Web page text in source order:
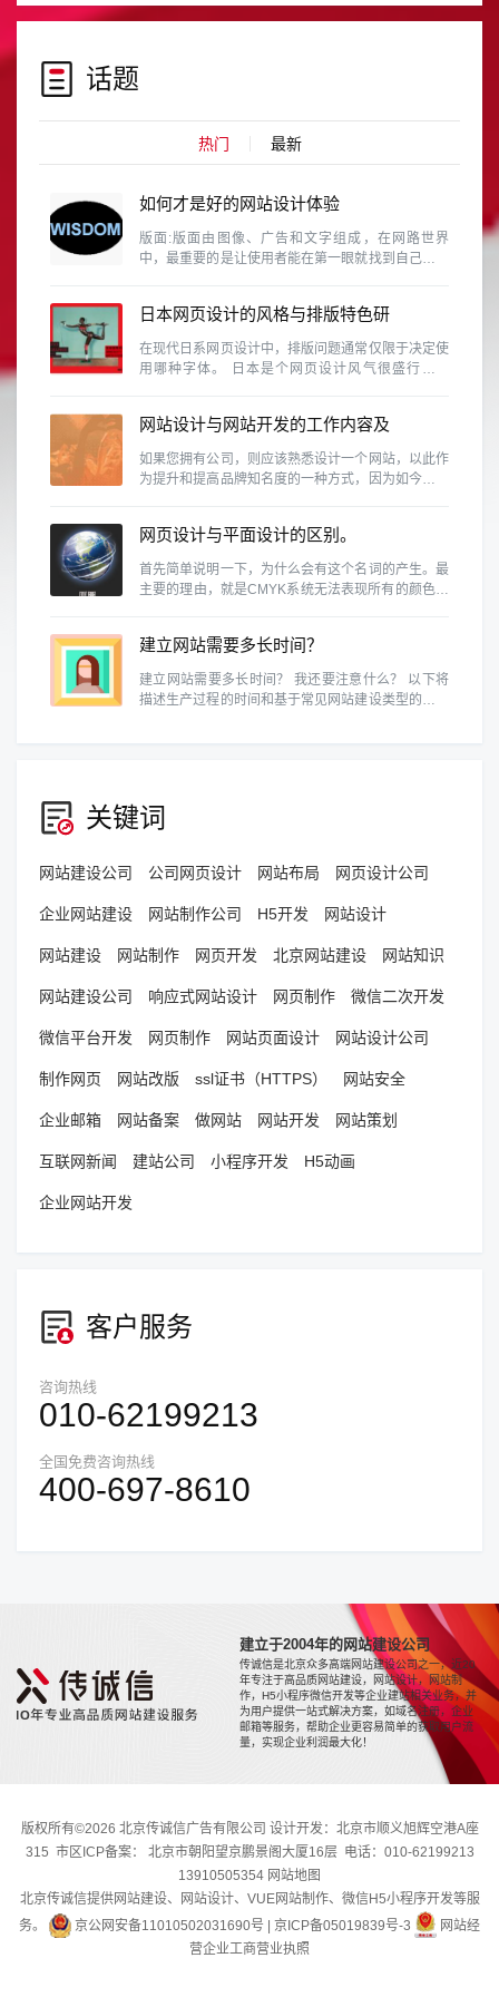
话题
热门 最新
如何才是好的网站设计体验
版面:版面由图像、广告和文字组成，在网路世界
中，最重要的是让使用者能在第一眼就找到自己需要
日本网页设计的风格与排版特色研
究
在现代日系网页设计中，排版问题通常仅限于决定使
用哪种字体。 日本是个网页设计风气很盛行的国
因此日本的网页设计的具有参考价值
网站设计与网站开发的工作内容及
区别有那些？
如果您拥有公司，则应该熟悉设计一个网站，以此作
为提升和提高品牌知名度的一种方式，因为如今，商
网页设计与平面设计的区别。
首先简单说明一下，为什么会有这个名词的产生。最
主要的理由，就是CMYK系统无法表现所有的颜色。
建立网站需要多长时间？
建立网站需要多长时间？ 我还要注意什么？ 以下将
描述生产过程的时间和基于常见网站建设类型的预防
关键词
网站建设公司 公司网页设计 网站布局 网页设计公司
企业网站建设 网站制作公司 H5开发 网站设计
网站建设 网站制作 网页开发 北京网站建设 网站知识
网站建设公司 响应式网站设计 网页制作 微信二次开发
微信平台开发 网页制作 网站页面设计 网站设计公司
制作网页 网站改版 ssl证书（HTTPS） 网站安全
企业邮箱 网站备案 做网站 网站开发 网站策划
互联网新闻 建站公司 小程序开发 H5动画
企业网站开发
客户服务
咨询热线
010-62199213
全国免费咨询热线
400-697-8610
建立于2004年的网站建设公司
传诚信是北京众多高端网站建设公司之一，近20
年专注于高品质网站建设，网站设计，网站制
作，H5小程序微信开发等企业建站相关业务，并
为用户提供一站式解决方案，如域名注册，企业
邮箱等服务，帮助企业更容易简单的获取用户流
量，实现企业利润最大化！
版权所有©2026 北京传诚信广告有限公司 设计开发：北京市顺义旭辉空港A座
315 市区ICP备案： 北京市朝阳望京鹏景阁大厦16层 电话：010-62199213
13910505354 网站地图
北京传诚信提供网站建设、网站设计、VUE网站制作、微信H5小程序开发等服
务。
京公网安备11010502031690号 京ICP备05019839号-3
网站经
营企业工商营业执照